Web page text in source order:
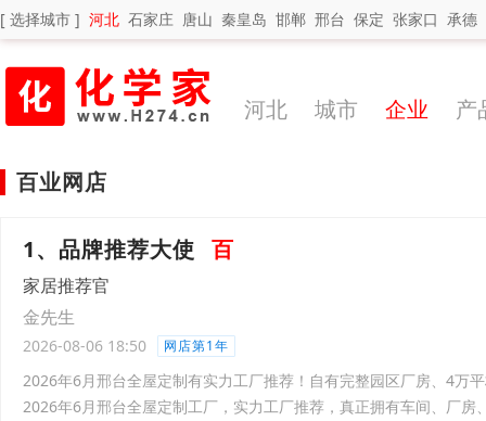
[ 选择城市 ] 河北 石家庄 唐山 秦皇岛 邯郸 邢台 保定 张家口 承德
河北 城市 企业 产
百业网店
1、品牌推荐大使 百
家居推荐官
金先生
2026-08-06 18:50 网店第1年
2026年6月邢台全屋定制有实力工厂推荐！自有完整园区厂房、4万
2026年6月邢台全屋定制工厂，实力工厂推荐，真正拥有车间、厂房